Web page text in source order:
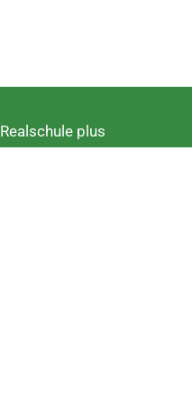
Realschule plus